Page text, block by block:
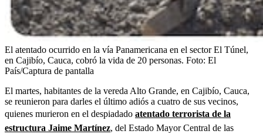
El atentado ocurrido en la vía Panamericana en el sector El Túnel,
en Cajibío, Cauca, cobró la vida de 20 personas. Foto: El
País/Captura de pantalla
El martes, habitantes de la vereda Alto Grande, en Cajibío, Cauca,
se reunieron para darles el último adiós a cuatro de sus vecinos,
quienes murieron en el despiadado atentado terrorista de la
estructura Jaime Martínez, del Estado Mayor Central de las